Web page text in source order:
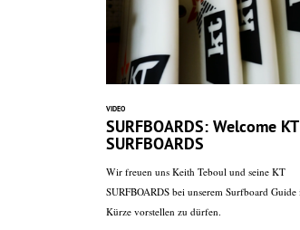
VIDEO
SURFBOARDS: Welcome KT
SURFBOARDS
Wir freuen uns Keith Teboul und seine KT
SURFBOARDS bei unserem Surfboard Guide
Kürze vorstellen zu dürfen.